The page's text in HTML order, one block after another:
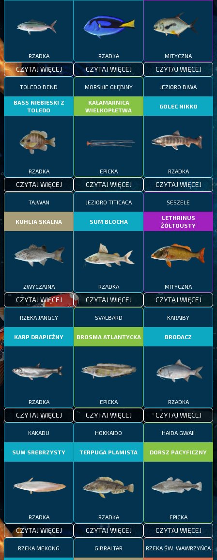
RZADKA
CZYTAJ WIĘCEJ
RZADKA
CZYTAJ WIĘCEJ
MITYCZNA
CZYTAJ WIĘCEJ
TOLEDO BEND
BASS NIEBIESKI Z
TOLEDO
RZADKA
CZYTAJ WIĘCEJ
MORSKIE GŁĘBINY
KAŁAMARNICA
WIELKOPŁETWA
EPICKA
CZYTAJ WIĘCEJ
JEZIORO BIWA
GOLEC NIKKO
RZADKA
CZYTAJ WIĘCEJ
TAJWAN
KUHLIA SKALNA
ZWYCZAJNA
CZYTAJ WIĘCEJ
JEZIORO TITICACA
SUM BLOCHA
RZADKA
CZYTAJ WIĘCEJ
SESZELE
LETHRINUS
ŻÓŁTOUSTY
MITYCZNA
CZYTAJ WIĘCEJ
RZEKA JANGCY
KARP DRAPIEŻNY
RZADKA
CZYTAJ WIĘCEJ
SVALBARD
BROSMA ATLANTYCKA
EPICKA
CZYTAJ WIĘCEJ
KARAIBY
BRODACZ
RZADKA
CZYTAJ WIĘCEJ
KAKADU
SUM SREBRZYSTY
RZADKA
CZYTAJ WIĘCEJ
HOKKAIDO
TERPUGA PLAMISTA
RZADKA
CZYTAJ WIĘCEJ
HAIDA GWAII
DORSZ PACYFICZNY
EPICKA
CZYTAJ WIĘCEJ
RZEKA MEKONG GIBRALTAR RZEKA ŚW. WAWRZYŃCA